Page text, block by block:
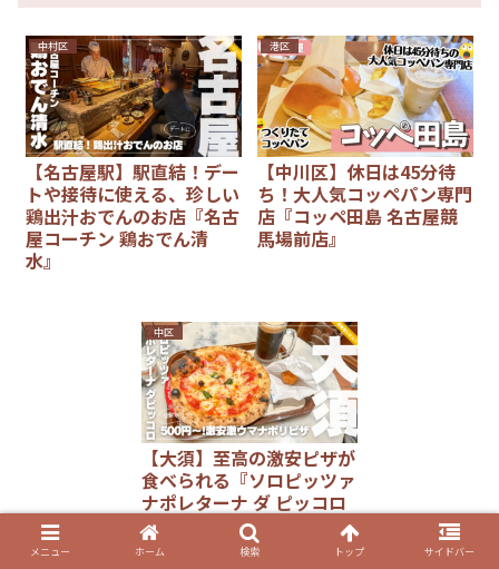
中村区
【名古屋駅】駅直結！デー
トや接待に使える、珍しい
鶏出汁おでんのお店『名古
屋コーチン 鶏おでん清
水』
港区
【中川区】休日は45分待
ち！大人気コッペパン専門
店『コッペ田島 名古屋競
馬場前店』
中区
【大須】至高の激安ピザが
食べられる『ソロピッツァ
ナポレターナ ダ ピッコロ
大須本店』
メニュー ホーム 検索 トップ サイドバー